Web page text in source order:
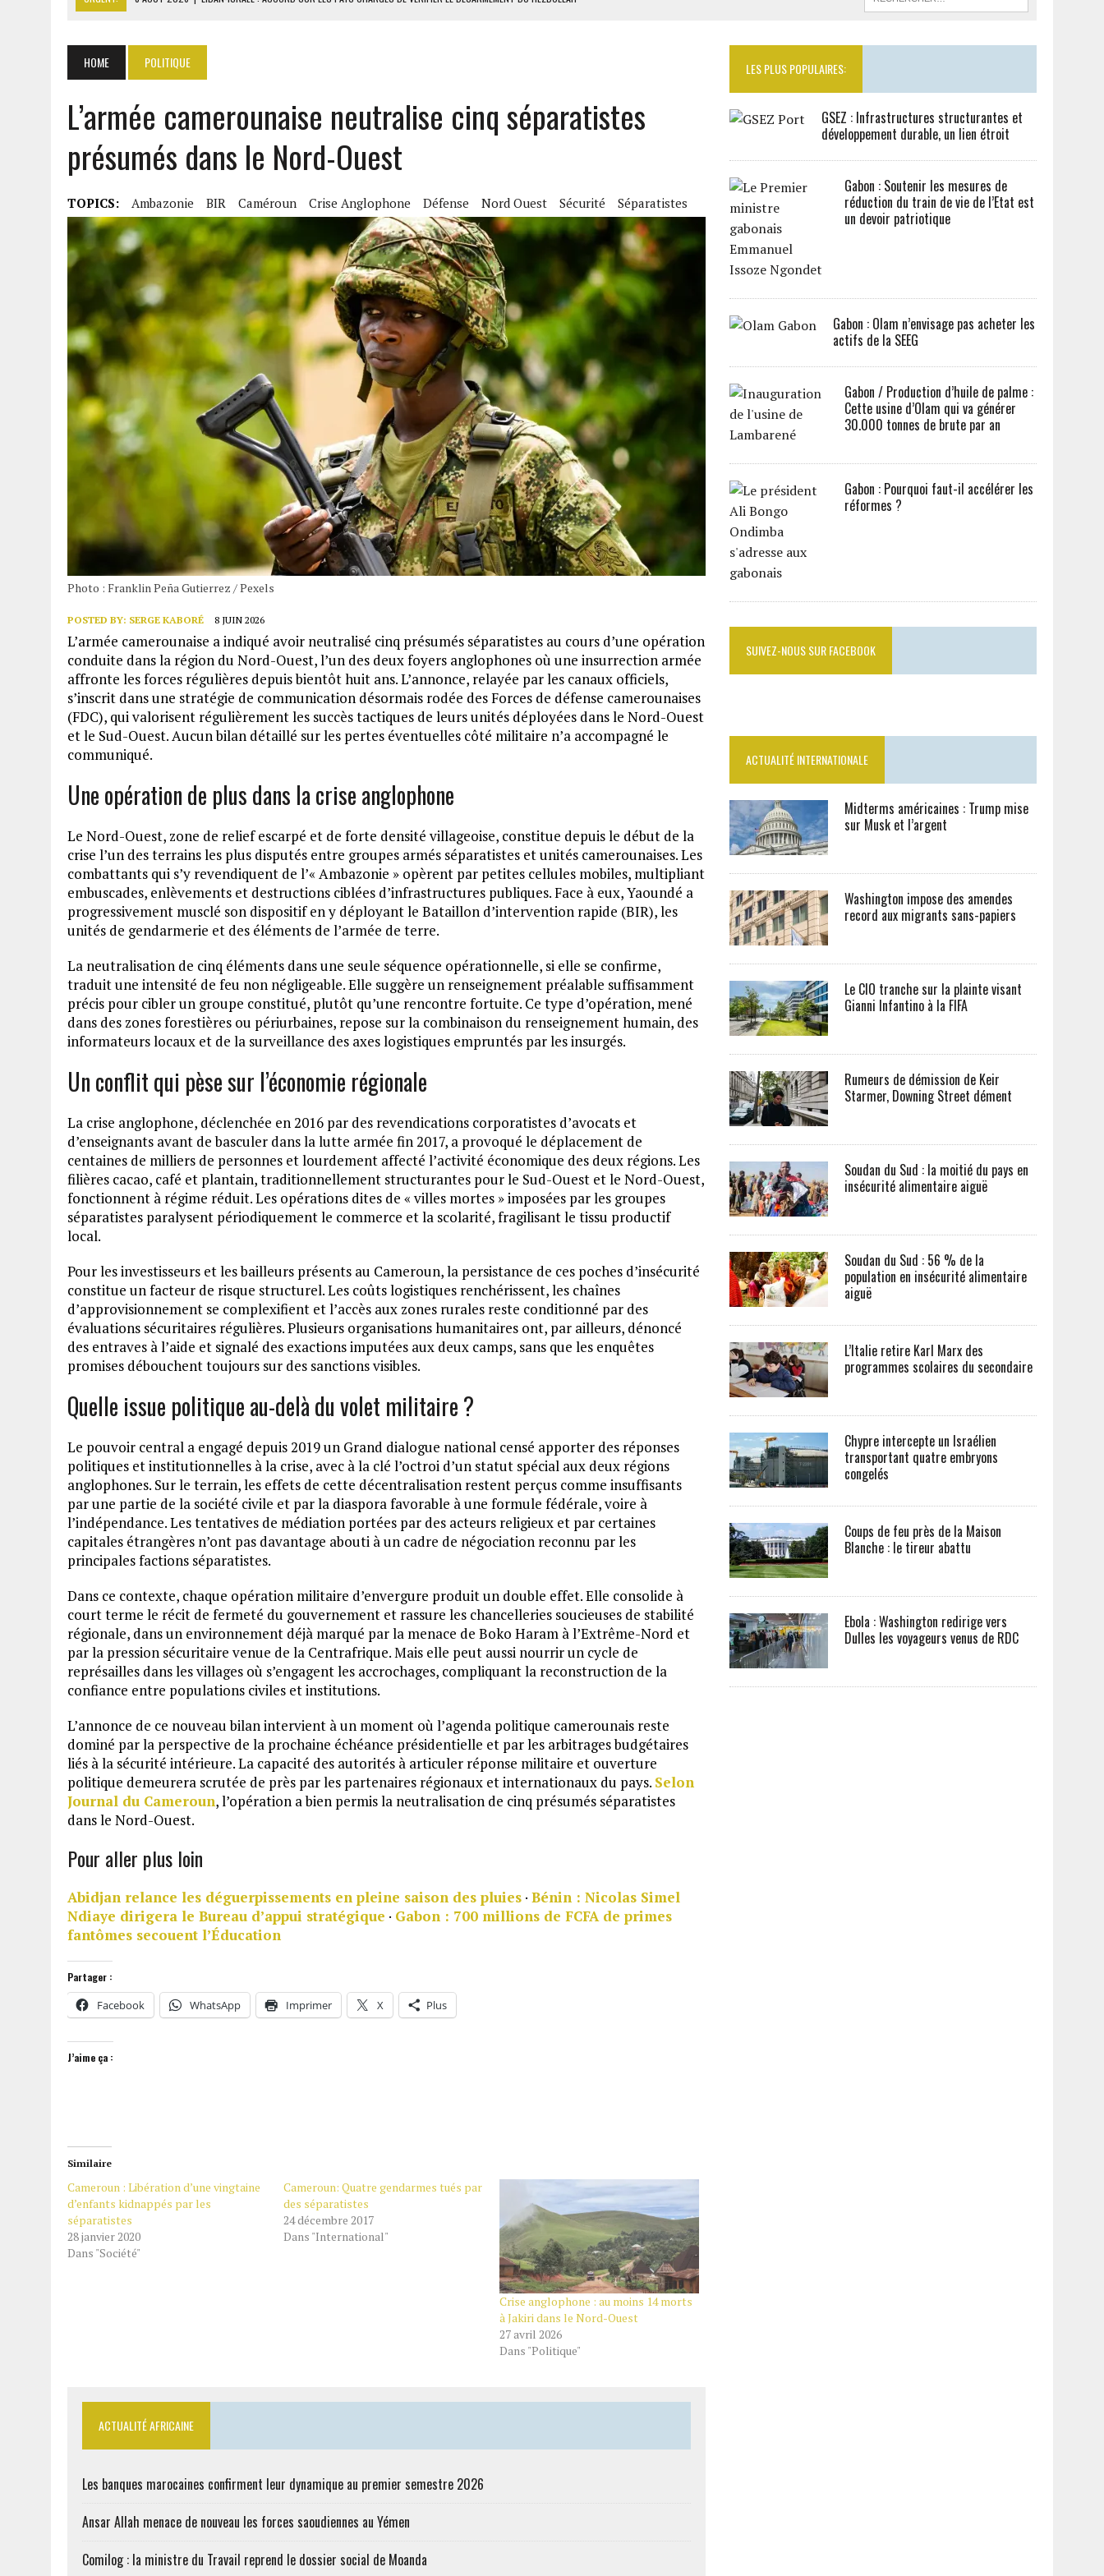
8 AOÛT 2026 | COMILOG : LA MINISTRE DU TRAVAIL REPREND LE DOSSIER SOCIAL DE MOANDA
8 AOÛT 2026
LIBAN-ISRAËL : ACCORD SUR LES PAYS CHARGÉS DE VÉRIFIER LE DÉSARMEMENT DU HEZBOLLAH
HOME POLITIQUE
L’armée camerounaise neutralise cinq séparatistes
présumés dans le Nord-Ouest
TOPICS: Ambazonie BIR Caméroun Crise Anglophone Défense Nord Ouest Sécurité Séparatistes
Photo : Franklin Peña Gutierrez / Pexels
POSTED BY: SERGE KABORÉ 8 JUIN 2026
L’armée camerounaise a indiqué avoir neutralisé cinq présumés séparatistes au cours d’une opération
conduite dans la région du Nord-Ouest, l’un des deux foyers anglophones où une insurrection armée
affronte les forces régulières depuis bientôt huit ans. L’annonce, relayée par les canaux officiels,
s’inscrit dans une stratégie de communication désormais rodée des Forces de défense camerounaises
(FDC), qui valorisent régulièrement les succès tactiques de leurs unités déployées dans le Nord-Ouest
et le Sud-Ouest. Aucun bilan détaillé sur les pertes éventuelles côté militaire n’a accompagné le
communiqué.
Une opération de plus dans la crise anglophone
Le Nord-Ouest, zone de relief escarpé et de forte densité villageoise, constitue depuis le début de la
crise l’un des terrains les plus disputés entre groupes armés séparatistes et unités camerounaises. Les
combattants qui s’y revendiquent de l’« Ambazonie » opèrent par petites cellules mobiles, multipliant
embuscades, enlèvements et destructions ciblées d’infrastructures publiques. Face à eux, Yaoundé a
progressivement musclé son dispositif en y déployant le Bataillon d’intervention rapide (BIR), les
unités de gendarmerie et des éléments de l’armée de terre.
La neutralisation de cinq éléments dans une seule séquence opérationnelle, si elle se confirme,
traduit une intensité de feu non négligeable. Elle suggère un renseignement préalable suffisamment
précis pour cibler un groupe constitué, plutôt qu’une rencontre fortuite. Ce type d’opération, mené
dans des zones forestières ou périurbaines, repose sur la combinaison du renseignement humain, des
informateurs locaux et de la surveillance des axes logistiques empruntés par les insurgés.
Un conflit qui pèse sur l’économie régionale
La crise anglophone, déclenchée en 2016 par des revendications corporatistes d’avocats et
d’enseignants avant de basculer dans la lutte armée fin 2017, a provoqué le déplacement de
centaines de milliers de personnes et lourdement affecté l’activité économique des deux régions. Les
filières cacao, café et plantain, traditionnellement structurantes pour le Sud-Ouest et le Nord-Ouest,
fonctionnent à régime réduit. Les opérations dites de « villes mortes » imposées par les groupes
séparatistes paralysent périodiquement le commerce et la scolarité, fragilisant le tissu productif
local.
Pour les investisseurs et les bailleurs présents au Cameroun, la persistance de ces poches d’insécurité
constitue un facteur de risque structurel. Les coûts logistiques renchérissent, les chaînes
d’approvisionnement se complexifient et l’accès aux zones rurales reste conditionné par des
évaluations sécuritaires régulières. Plusieurs organisations humanitaires ont, par ailleurs, dénoncé
des entraves à l’aide et signalé des exactions imputées aux deux camps, sans que les enquêtes
promises débouchent toujours sur des sanctions visibles.
Quelle issue politique au-delà du volet militaire ?
Le pouvoir central a engagé depuis 2019 un Grand dialogue national censé apporter des réponses
politiques et institutionnelles à la crise, avec à la clé l’octroi d’un statut spécial aux deux régions
anglophones. Sur le terrain, les effets de cette décentralisation restent perçus comme insuffisants
par une partie de la société civile et par la diaspora favorable à une formule fédérale, voire à
l’indépendance. Les tentatives de médiation portées par des acteurs religieux et par certaines
capitales étrangères n’ont pas davantage abouti à un cadre de négociation reconnu par les
principales factions séparatistes.
Dans ce contexte, chaque opération militaire d’envergure produit un double effet. Elle consolide à
court terme le récit de fermeté du gouvernement et rassure les chancelleries soucieuses de stabilité
régionale, dans un environnement déjà marqué par la menace de Boko Haram à l’Extrême-Nord et
par la pression sécuritaire venue de la Centrafrique. Mais elle peut aussi nourrir un cycle de
représailles dans les villages où s’engagent les accrochages, compliquant la reconstruction de la
confiance entre populations civiles et institutions.
L’annonce de ce nouveau bilan intervient à un moment où l’agenda politique camerounais reste
dominé par la perspective de la prochaine échéance présidentielle et par les arbitrages budgétaires
liés à la sécurité intérieure. La capacité des autorités à articuler réponse militaire et ouverture
politique demeurera scrutée de près par les partenaires régionaux et internationaux du pays. Selon
Journal du Cameroun, l’opération a bien permis la neutralisation de cinq présumés séparatistes
dans le Nord-Ouest.
Pour aller plus loin
Abidjan relance les déguerpissements en pleine saison des pluies · Bénin : Nicolas Simel
Ndiaye dirigera le Bureau d’appui stratégique · Gabon : 700 millions de FCFA de primes
fantômes secouent l’Éducation
Partager :
Facebook WhatsApp Imprimer X Plus
J’aime ça :
Similaire
Cameroun : Libération d’une vingtaine
d’enfants kidnappés par les
séparatistes
28 janvier 2020
Dans "Société"
Cameroun: Quatre gendarmes tués par
des séparatistes
24 décembre 2017
Dans "International"
Crise anglophone : au moins 14 morts
à Jakiri dans le Nord-Ouest
27 avril 2026
Dans "Politique"
ACTUALITÉ AFRICAINE
Les banques marocaines confirment leur dynamique au premier semestre 2026
Ansar Allah menace de nouveau les forces saoudiennes au Yémen
Comilog : la ministre du Travail reprend le dossier social de Moanda
LES PLUS POPULAIRES:
GSEZ : Infrastructures structurantes et
développement durable, un lien étroit
Gabon : Soutenir les mesures de
réduction du train de vie de l’Etat est
un devoir patriotique
Gabon : Olam n’envisage pas acheter les
actifs de la SEEG
Gabon / Production d’huile de palme :
Cette usine d’Olam qui va générer
30.000 tonnes de brute par an
Gabon : Pourquoi faut-il accélérer les
réformes ?
SUIVEZ-NOUS SUR FACEBOOK
ACTUALITÉ INTERNATIONALE
Midterms américaines : Trump mise
sur Musk et l’argent
Washington impose des amendes
record aux migrants sans-papiers
Le CIO tranche sur la plainte visant
Gianni Infantino à la FIFA
Rumeurs de démission de Keir
Starmer, Downing Street dément
Soudan du Sud : la moitié du pays en
insécurité alimentaire aiguë
Soudan du Sud : 56 % de la
population en insécurité alimentaire
aiguë
L’Italie retire Karl Marx des
programmes scolaires du secondaire
Chypre intercepte un Israélien
transportant quatre embryons
congelés
Coups de feu près de la Maison
Blanche : le tireur abattu
Ebola : Washington redirige vers
Dulles les voyageurs venus de RDC